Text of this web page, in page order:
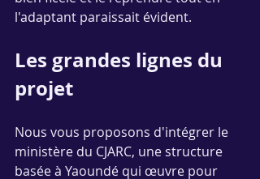
l'adaptant paraissait évident.
Les grandes lignes du
projet
Nous vous proposons d'intégrer le
ministère du CJARC, une structure
basée à Yaoundé qui œuvre pour